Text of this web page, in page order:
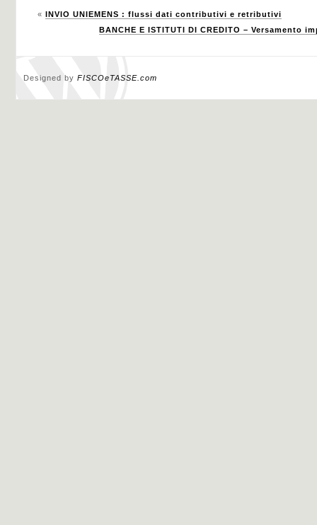
« INVIO UNIEMENS : flussi dati contributivi e retributivi
BANCHE E ISTITUTI DI CREDITO – Versamento
Designed by FISCOeTASSE.com